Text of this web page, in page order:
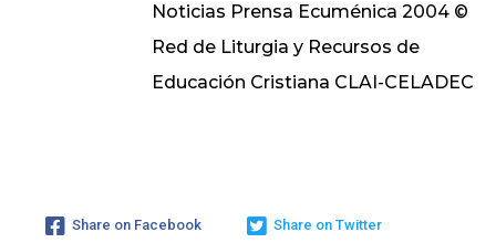
Noticias Prensa Ecuménica 2004 ©
Red de Liturgia y Recursos de
Educación Cristiana CLAI-CELADEC
Share on Facebook Share on Twitter